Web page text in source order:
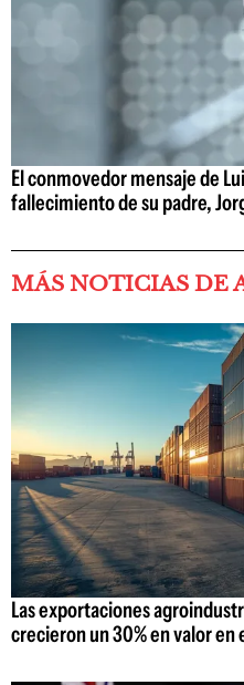
El conmovedor mensaje de
fallecimiento de su padre,
MÁS NOTICIAS DE
Las exportaciones
crecieron un 30% en valor